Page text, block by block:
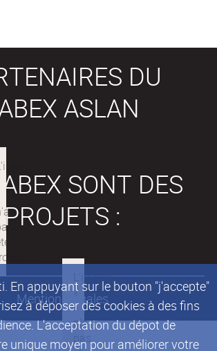
En appuyant sur le bouton "j'accepte"
à déposer des cookies à des fins
L'acceptation du dépot de
unique moyen pour améliorer votre
DU
ASLAN
SONT DES
PROJETS :
Mentions légales